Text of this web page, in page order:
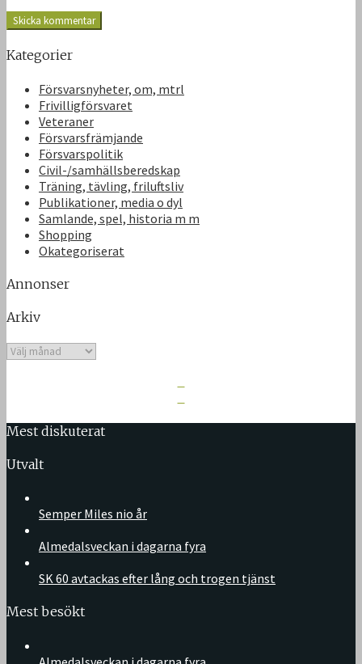
Kategorier
Försvarsnyheter, om, mtrl
Frivilligförsvaret
Veteraner
Försvarsfrämjande
Försvarspolitik
Civil-/samhällsberedskap
Träning, tävling, friluftsliv
Publikationer, media o dyl
Samlande, spel, historia m m
Shopping
Okategoriserat
Annonser
Arkiv
Arkiv
Mest diskuterat
Utvalt
Semper Miles nio år
Almedalsveckan i dagarna fyra
SK 60 avtackas efter lång och trogen tjänst
Mest besökt